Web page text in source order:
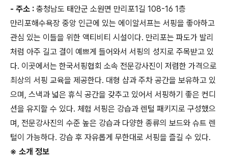
- 주소 : 충청남도 태안군 소원면 만리포1길 108-16 1층
만리포해수욕장 중앙 인근에 있는 에이알서프는 서핑을 좋아하고
관심 있는 이들을 위한 액티비티 시설이다. 만리포는 파도가 발리
처럼 아주 길고 결이 예쁘게 들어와서 서핑의 성지로 주목받고 있
다. 이곳에서는 한국서핑협회 소속 전문강사진이 저렴한 가격으로
최상의 서핑 교육을 제공한다. 대형 샵과 주차 공간을 보유하고 있
으며, 스낵과 넓은 휴식 공간을 갖추고 있어서 서핑하기 좋은 컨디
션을 유지할 수 있다. 체험 서핑은 강습과 렌털 패키지로 구성했으
며, 전문강사진의 수준 높은 강습과 다양한 종류의 보드와 슈트 렌
털이 가능하다. 강습 후 자유롭게 무한대로 서핑을 즐길 수 있다.
※ 소개 정보